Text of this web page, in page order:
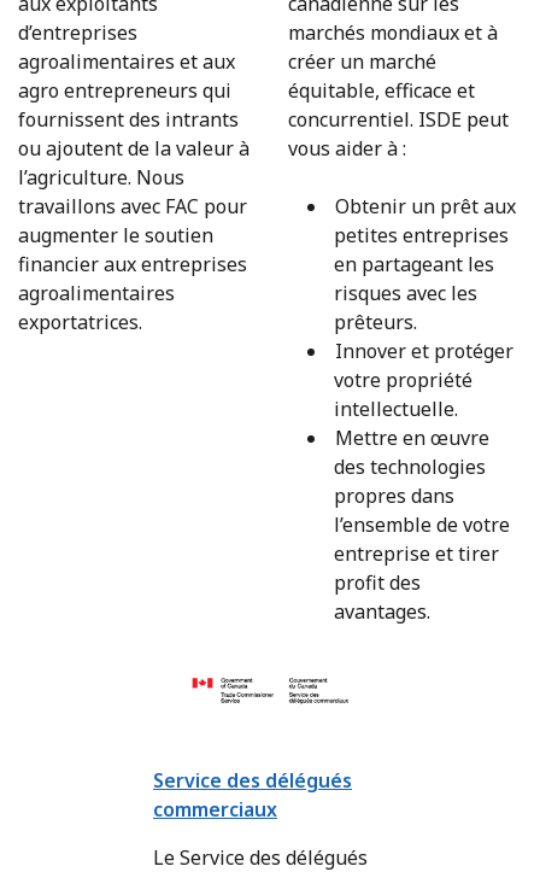
d’entreprises
agroalimentaires et aux
agro entrepreneurs qui
fournissent des intrants
ou ajoutent de la valeur à
l’agriculture. Nous
travaillons avec FAC pour
augmenter le soutien
financier aux entreprises
agroalimentaires
exportatrices.
marchés mondiaux et à
créer un marché
équitable, efficace et
concurrentiel. ISDE peut
vous aider à :
Obtenir un prêt aux
petites entreprises
en partageant les
risques avec les
prêteurs.
Innover et protéger
votre propriété
intellectuelle.
Mettre en œuvre
des technologies
propres dans
l’ensemble de votre
entreprise et tirer
profit des
avantages.
Service des délégués
commerciaux
Le Service des délégués